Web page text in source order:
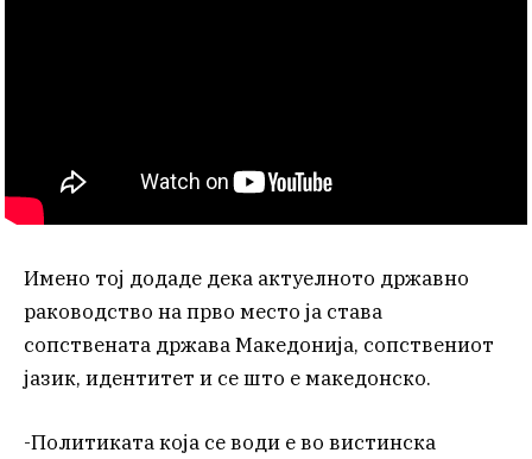
Имено тој додаде дека актуелното државно
раководство на прво место ја става
сопствената држава Македонија, сопствениот
јазик, идентитет и се што е македонско.
-Политиката која се води е во вистинска